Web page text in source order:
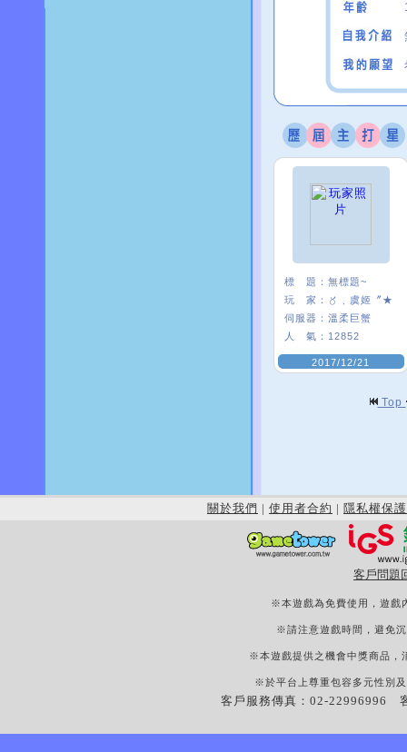
標 題： 無標題~
玩 家：
〥﹑虞姬〞★
伺服器： 溫柔巨蟹
人 氣： 12852
2017/12/21
Top
關於我們 | 使用者合約 | 隱私權保護
客戶問題
※本遊戲為免費使用，遊戲
※請注意遊戲時間，避免
※本遊戲提供之機會中獎商品，
※於平台上尊重包容多元性別
客戶服務傳真：02-22996996